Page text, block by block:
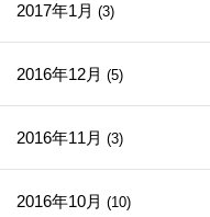
2017年1月 (3)
2016年12月 (5)
2016年11月 (3)
2016年10月 (10)